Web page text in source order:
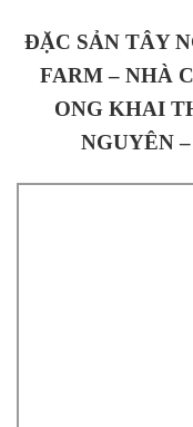
ĐẶC SẢN TÂY
FARM – NHÀ
ONG​ KHAI
NGUYÊN